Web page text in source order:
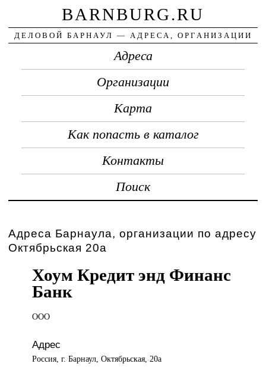
BARNBURG.RU
ДЕЛОВОЙ БАРНАУЛ — АДРЕСА, ОРГАНИЗАЦИИ
Адреса
Организации
Карта
Как попасть в каталог
Контакты
Поиск
Адреса Барнаула, организации по адресу
Октябрьская 20а
Хоум Кредит энд Финанс
Банк
ООО
Адрес
Россия, г. Барнаул, Октябрьская, 20а